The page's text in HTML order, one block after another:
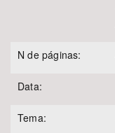
N de páginas:
Data:
Tema: